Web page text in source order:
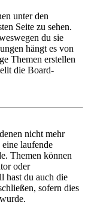
unter den
Seite zu sehen.
du sie
hängt es von
Themen erstellen
die Board-
nicht mehr
laufende
Themen können
oder
hast du auch die
sofern dies